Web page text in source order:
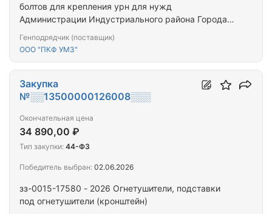
болтов для крепления урн для нужд
Администрации Индустриального района Города
Генподрядчик (поставщик)
ООО "ПКФ УМЗ"
зз-0015-17580 - 2026 Огнетушители, подставки
под огнетушители (кронштейн)
Закупка
№░░13500000126008░░░
Окончательная цена
34 890,00 ₽
Тип закупки: 44-ФЗ
Победитель выбран: 02.06.2026